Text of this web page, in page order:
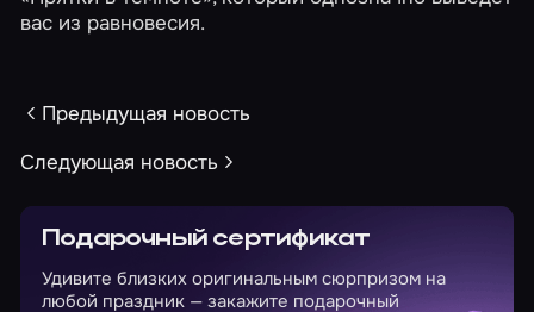
вас из равновесия.
Предыдущая новость
Следующая новость
Подарочный сертификат
Удивите близких оригинальным сюрпризом на
любой праздник — закажите подарочный